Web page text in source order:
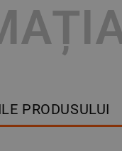
PRODUSULUI